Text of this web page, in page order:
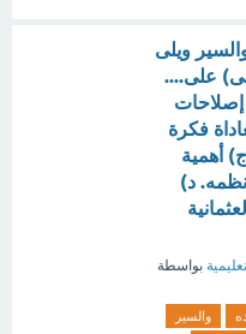
ويلى
على....
فكرة
أهمية
د)
بواسطة
والسير